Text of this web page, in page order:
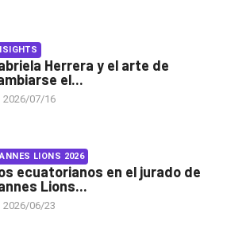
Herrera y el arte de
el...
2026/07/16
LIONS 2026
ecuatorianos en el jurado de
Lions...
2026/06/23